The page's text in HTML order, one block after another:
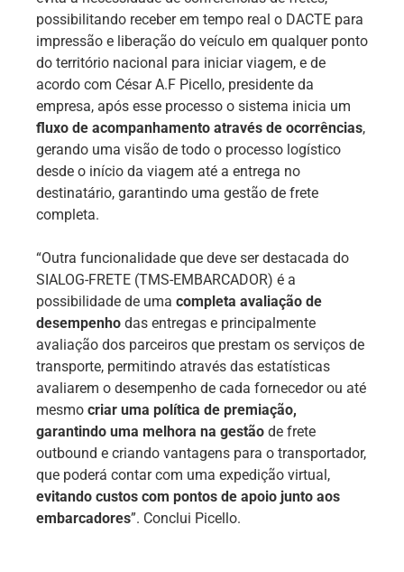
possibilitando receber em tempo real o DACTE para
impressão e liberação do veículo em qualquer ponto
do território nacional para iniciar viagem, e de
acordo com César A.F Picello, presidente da
empresa, após esse processo o sistema inicia um
fluxo de acompanhamento através de ocorrências,
gerando uma visão de todo o processo logístico
desde o início da viagem até a entrega no
destinatário, garantindo uma gestão de frete
completa.
“Outra funcionalidade que deve ser destacada do
SIALOG-FRETE (TMS-EMBARCADOR) é a
possibilidade de uma completa avaliação de
desempenho das entregas e principalmente
avaliação dos parceiros que prestam os serviços de
transporte, permitindo através das estatísticas
avaliarem o desempenho de cada fornecedor ou até
mesmo criar uma política de premiação,
garantindo uma melhora na gestão de frete
outbound e criando vantagens para o transportador,
que poderá contar com uma expedição virtual,
evitando custos com pontos de apoio junto aos
embarcadores”. Conclui Picello.